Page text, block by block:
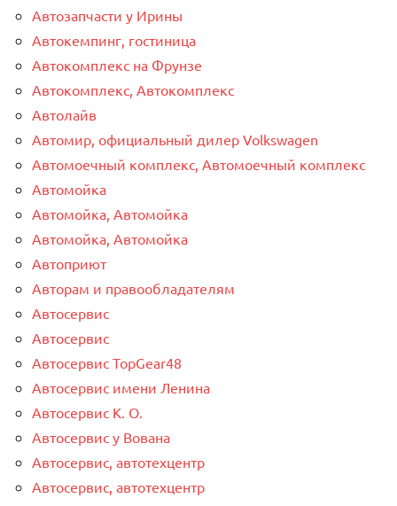
Автозапчасти у Ирины
Автокемпинг, гостиница
Автокомплекс на Фрунзе
Автокомплекс, Автокомплекс
Автолайв
Автомир, официальный дилер Volkswagen
Автомоечный комплекс, Автомоечный комплекс
Автомойка
Автомойка, Автомойка
Автомойка, Автомойка
Автоприют
Авторам и правообладателям
Автосервис
Автосервис
Автосервис TopGear48
Автосервис имени Ленина
Автосервис К. О.
Автосервис у Вована
Автосервис, автотехцентр
Автосервис, автотехцентр